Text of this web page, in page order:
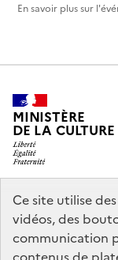
Ce site utilise
vidéos, des
communication
En savoir plus sur
MINISTÈRE
DE LA CULTURE
legifrance.gouv.fr
service-